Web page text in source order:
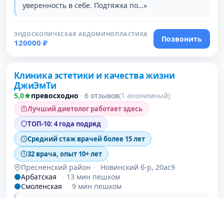
уверенность в себе. Подтяжка по…»
ЭНДОСКОПИЧЕСКАЯ АБДОМИНОПЛАСТИКА
120000 ₽ Позвонить
Клиника эстетики и качества жизни
ДжиЭмТи
5,0 превосходно · 6 отзывов(1 анонимный)
Лучший диетолог работает здесь
ТОП-10: 4 года подряд
Средний стаж врачей более 15 лет
32 врача, опыт 10+ лет
Пресненский район ·
Новинский б-р, 20ас9
Арбатская
· 13 мин пешком
Смоленская
· 9 мин пешком